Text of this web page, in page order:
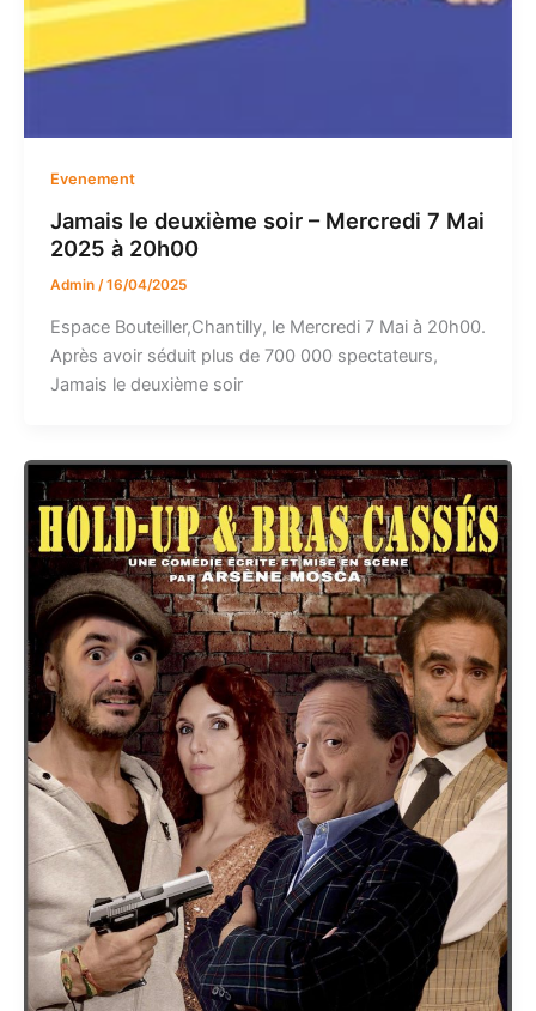
Evenement
Jamais le deuxième soir – Mercredi 7 Mai
2025 à 20h00
Admin /16/04/2025
Espace Bouteiller,Chantilly, le Mercredi 7 Mai à 20h00.
Après avoir séduit plus de 700 000 spectateurs,
Jamais le deuxième soir